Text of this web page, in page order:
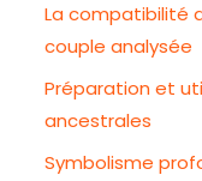
La compatibilité
couple analysée
Préparation et
ancestrales
Symbolisme